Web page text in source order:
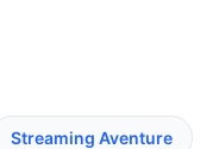
Streaming Aventure